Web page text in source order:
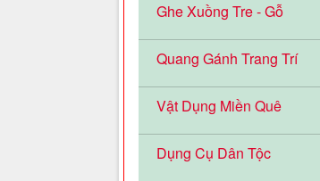
Ghe Xuồng Tre - Gỗ
Quang Gánh Trang Trí
Vật Dụng Miền Quê
Dụng Cụ Dân Tộc